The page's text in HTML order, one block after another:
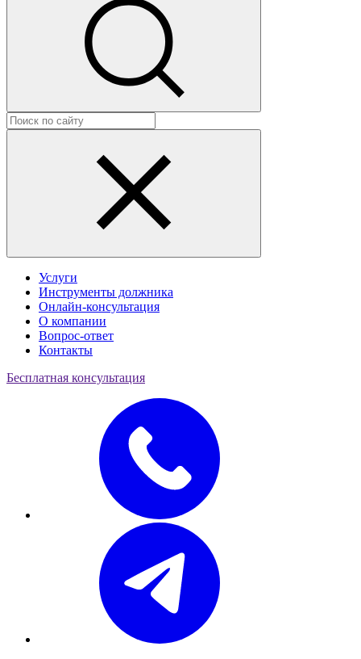
Услуги
Инструменты должника
Онлайн-консультация
О компании
Вопрос-ответ
Контакты
Бесплатная консультация